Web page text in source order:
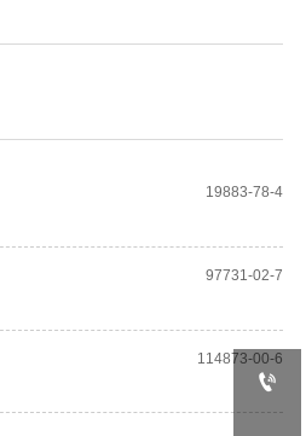
19883-78-4
97731-02-7
114873-00-6
